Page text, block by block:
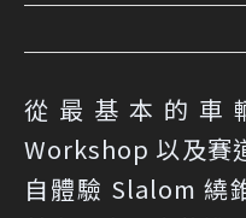
從最基本的車
Workshop 以及賽
自體驗 Slalom 繞